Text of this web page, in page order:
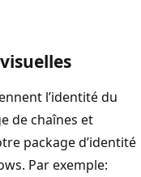
l’identité du
de chaînes et
package d’identité
Par exemple: